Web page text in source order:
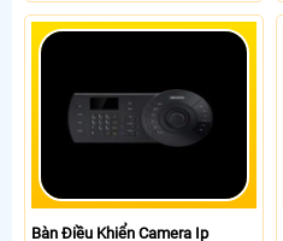
Bàn Điều Khiển Camera Ip